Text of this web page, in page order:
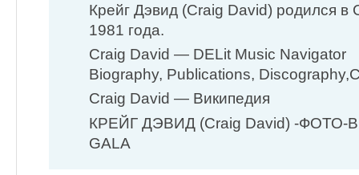
Крейг Дэвид (Craig David) родился в
1981 года.
Craig David — DELit Music Navigator
Biography, Publications,
Craig David — Википедия
КРЕЙГ ДЭВИД (Craig David) -
GALA